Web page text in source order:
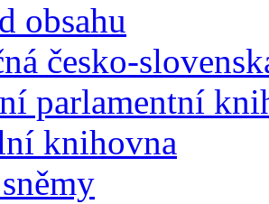
obsahu
česko-
parlamentní
knihovna